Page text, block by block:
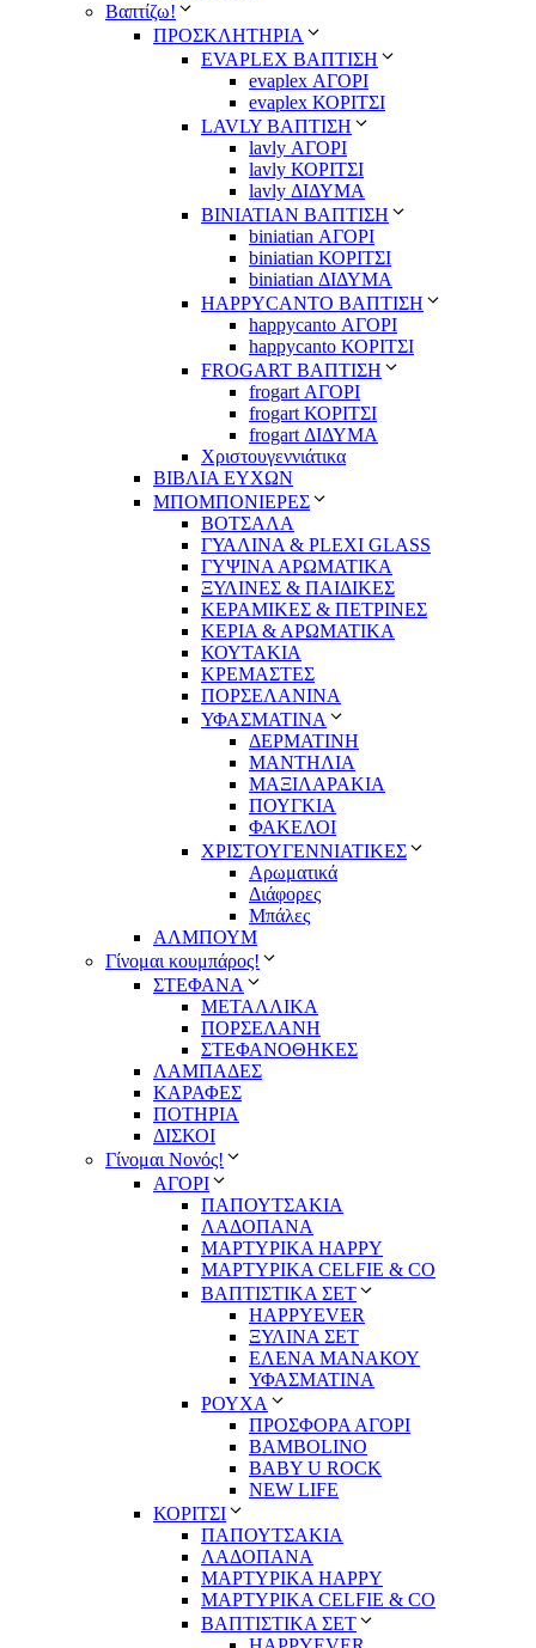
Βαπτίζω!
ΠΡΟΣΚΛΗΤΗΡΙΑ
EVAPLEX ΒΑΠΤΙΣΗ
evaplex ΑΓΟΡΙ
evaplex ΚΟΡΙΤΣΙ
LAVLY ΒΑΠΤΙΣΗ
lavly ΑΓΟΡΙ
lavly ΚΟΡΙΤΣΙ
lavly ΔΙΔΥΜΑ
ΒΙΝΙΑΤΙΑΝ ΒΑΠΤΙΣΗ
biniatian ΑΓΟΡΙ
biniatian ΚΟΡΙΤΣΙ
biniatian ΔΙΔΥΜΑ
HAPPYCANTO ΒΑΠΤΙΣΗ
happycanto ΑΓΟΡΙ
happycanto ΚΟΡΙΤΣΙ
FROGART ΒΑΠΤΙΣΗ
frogart ΑΓΟΡΙ
frogart ΚΟΡΙΤΣΙ
frogart ΔΙΔΥΜΑ
Χριστουγεννιάτικα
ΒΙΒΛΙΑ ΕΥΧΩΝ
ΜΠΟΜΠΟΝΙΕΡΕΣ
ΒΟΤΣΑΛΑ
ΓΥΑΛΙΝΑ & PLEXI GLASS
ΓΥΨΙΝΑ ΑΡΩΜΑΤΙΚΑ
ΞΥΛΙΝΕΣ & ΠΑΙΔΙΚΕΣ
ΚΕΡΑΜΙΚΕΣ & ΠΕΤΡΙΝΕΣ
ΚΕΡΙΑ & ΑΡΩΜΑΤΙΚΑ
ΚΟΥΤΑΚΙΑ
ΚΡΕΜΑΣΤΕΣ
ΠΟΡΣΕΛΑΝΙΝΑ
ΥΦΑΣΜΑΤΙΝA
ΔΕΡΜΑΤΙΝΗ
ΜΑΝΤΗΛΙΑ
ΜΑΞΙΛΑΡΑΚΙΑ
ΠΟΥΓΚΙΑ
ΦΑΚΕΛΟΙ
ΧΡΙΣΤΟΥΓΕΝΝΙΑΤΙΚΕΣ
Αρωματικά
Διάφορες
Μπάλες
ΑΛΜΠΟΥΜ
Γίνομαι κουμπάρος!
ΣΤΕΦΑΝΑ
ΜΕΤΑΛΛΙΚΑ
ΠΟΡΣΕΛΑΝΗ
ΣΤΕΦΑΝΟΘΗΚΕΣ
ΛΑΜΠΑΔΕΣ
ΚΑΡΑΦΕΣ
ΠΟΤΗΡΙΑ
ΔΙΣΚΟΙ
Γίνομαι Νονός!
ΑΓΟΡΙ
ΠΑΠΟΥΤΣΑΚΙΑ
ΛΑΔΟΠΑΝΑ
ΜΑΡΤΥΡΙΚΑ HAPPY
ΜΑΡΤΥΡΙΚΑ CELFIE & CO
ΒΑΠΤΙΣΤΙΚΑ ΣΕΤ
HAPPYEVER
ΞΥΛΙΝΑ ΣΕΤ
ΕΛΕΝΑ ΜΑΝΑΚΟΥ
ΥΦΑΣΜΑΤΙΝΑ
ΡΟΥΧΑ
ΠΡΟΣΦΟΡΑ ΑΓΟΡΙ
BAMBOLINO
BABY U ROCK
NEW LIFE
ΚΟΡΙΤΣΙ
ΠΑΠΟΥΤΣΑΚΙΑ
ΛΑΔΟΠΑΝΑ
ΜΑΡΤΥΡΙΚΑ HAPPY
ΜΑΡΤΥΡΙΚΑ CELFIE & CO
ΒΑΠΤΙΣΤΙΚΑ ΣΕΤ